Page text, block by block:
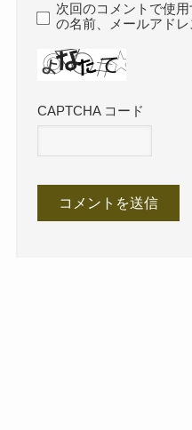
次回のコメントで使
の名前、メールアドレ
CAPTCHA コード